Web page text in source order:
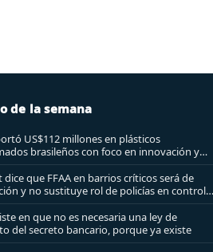
de la semana
US$112 millones en plásticos
brasileños con foco en innovación y
dice que FFAA en barrios críticos será de
y no sustituye rol de policías en control
público
en que no es necesaria una ley de
del secreto bancario, porque ya existe